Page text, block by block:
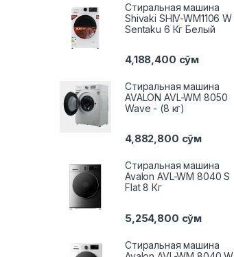
Стиральная машина
Shivaki SHIV-WM1106 W
Sentaku 6 Кг Белый
4,188,400 сўм
Стиральная машина
AVALON AVL-WM 8050
Wave - (8 кг)
4,882,800 сўм
Стиральная машина
Avalon AVL-WM 8040 S
Flat 8 Кг
5,254,800 сўм
Стиральная машина